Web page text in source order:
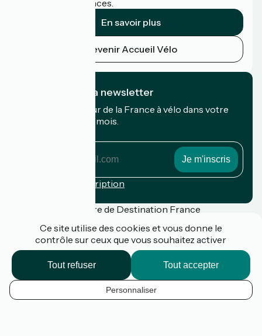
FR
cyclistes en vacances.
En savoir plus
Devenir Accueil Vélo
Je m'abonne à la newsletter
Recevez le meilleur de la France à vélo dans votre
boîte mail chaque mois.
Conditions d'inscription
Financé dans le cadre de Destination France
FAQ
Plan du site
Mentions légales
Ce site utilise des cookies et vous donne le
contrôle sur ceux que vous souhaitez activer
Tout accepter
Tout refuser
Personnaliser